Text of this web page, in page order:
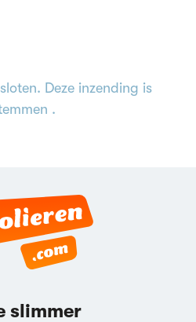
Deze inzending is
.
slimmer